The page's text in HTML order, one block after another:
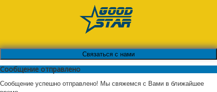
Связаться с нами
Сообщение отправлено
Сообщение успешно отправлено! Мы свяжемся с Вами в ближайшее